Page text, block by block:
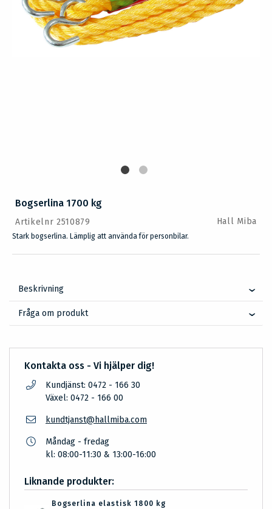
Bogserlina 1700 kg
Artikelnr 2510879 Hall Miba
Stark bogserlina. Lämplig att använda för personbilar.
Beskrivning
Fråga om produkt
Kontakta oss - Vi hjälper dig!
Kundjänst: 0472 - 166 30
Växel: 0472 - 166 00
kundtjanst@hallmiba.com
Måndag - fredag
kl: 08:00-11:30 & 13:00-16:00
Liknande produkter:
Bogserlina elastisk 1800 kg